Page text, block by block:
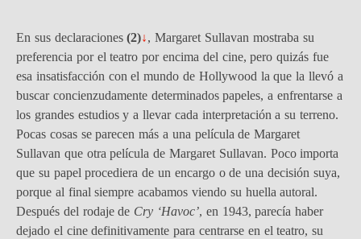
En sus declaraciones(2)↓, Margaret Sullavan mostraba su
preferencia por el teatro por encima del cine, pero quizás fue
esa insatisfacción con el mundo de Hollywood la que la llevó a
buscar concienzudamente determinados papeles, a enfrentarse a
los grandes estudios y a llevar cada interpretación a su terreno.
Pocas cosas se parecen más a una película de Margaret
Sullavan que otra película de Margaret Sullavan. Poco importa
que su papel procediera de un encargo o de una decisión suya,
porque al final siempre acabamos viendo su huella autoral.
Después del rodaje de Cry ‘Havoc’, en 1943, parecía haber
dejado el cine definitivamente para centrarse en el teatro, su